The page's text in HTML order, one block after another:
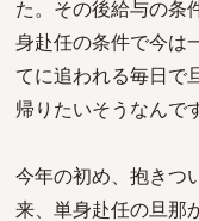
た。その後給与の条
身赴任の条件で今は
てに追われる毎日で
帰りたいそうなんで
今年の初め、抱きつ
来、単身赴任の旦那